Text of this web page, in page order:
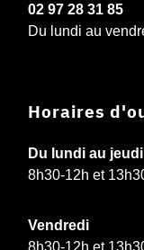
02 97 28 31 85
Du lundi au
Horaires
Du lundi au jeudi
8h30-12h et
Vendredi
8h30-12h et